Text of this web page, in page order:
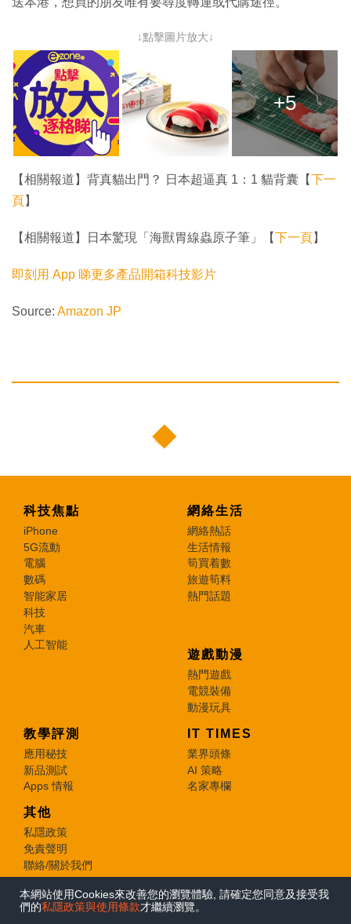
本網站使用Cookies來改善您的瀏覽體驗, 請確定您同意及接受我
們的私隱政策與使用條款才繼續瀏覽。
↓點擊圖片放大↓
+5
【相關報道】背真貓出門？ 日本超逼真 1：1 貓背囊【下一
頁】
【相關報道】日本驚現「海獸胃線蟲原子筆」【下一頁】
即刻用 App 睇更多產品開箱科技影片
Source: Amazon JP
科技焦點
iPhone
5G流動
電腦
數碼
智能家居
科技
汽車
人工智能
網絡生活
網絡熱話
生活情報
筍買着數
旅遊筍料
熱門話題
遊戲動漫
熱門遊戲
電競裝備
動漫玩具
教學評測
應用秘技
新品測試
Apps 情報
IT TIMES
業界頭條
AI 策略
名家專欄
其他
私隱政策
免責聲明
聯絡/關於我們
© 2026 e-zone. All Rights Reserved.